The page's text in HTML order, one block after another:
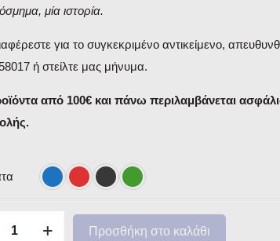
μία ιστορία.
για το συγκεκριμένο αντικείμενο,
ή στείλτε μας μήνυμα.
από 100€ και πάνω περιλαμβάνεται
Προσθήκη στο καλάθι